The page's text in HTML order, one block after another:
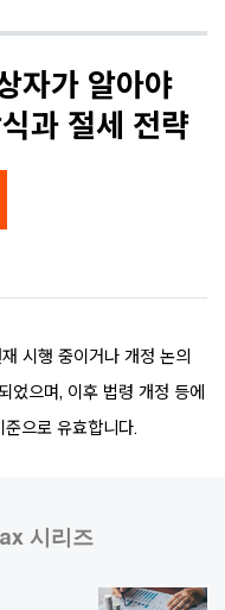
자가 알아야
과 절세 전략
시행 중이거나 개정 논의
었으며, 이후 법령 개정 등에
으로 유효합니다.
시리즈